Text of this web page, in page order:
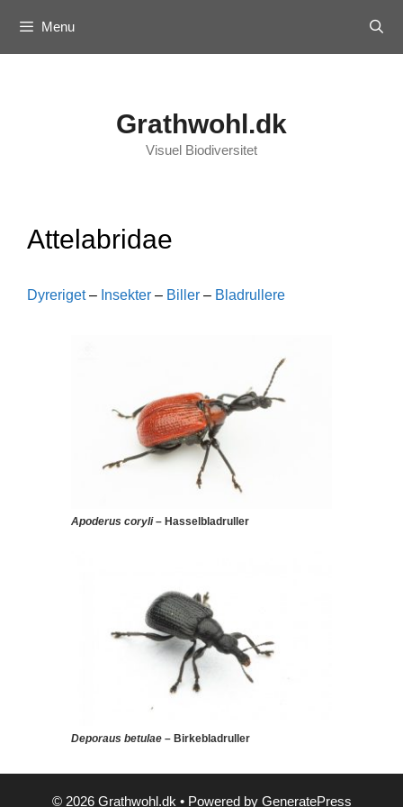
content
Menu
Grathwohl.dk
Visuel Biodiversitet
Attelabridae
Dyreriget– Insekter – Biller – Bladrullere
Apoderus coryli– Hasselbladruller
Deporaus betulae – Birkebladruller
© 2026 Grathwohl.dk • Powered by GeneratePress